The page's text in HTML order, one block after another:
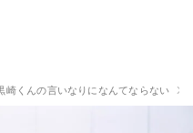
崎くんの言いなりになんてならない